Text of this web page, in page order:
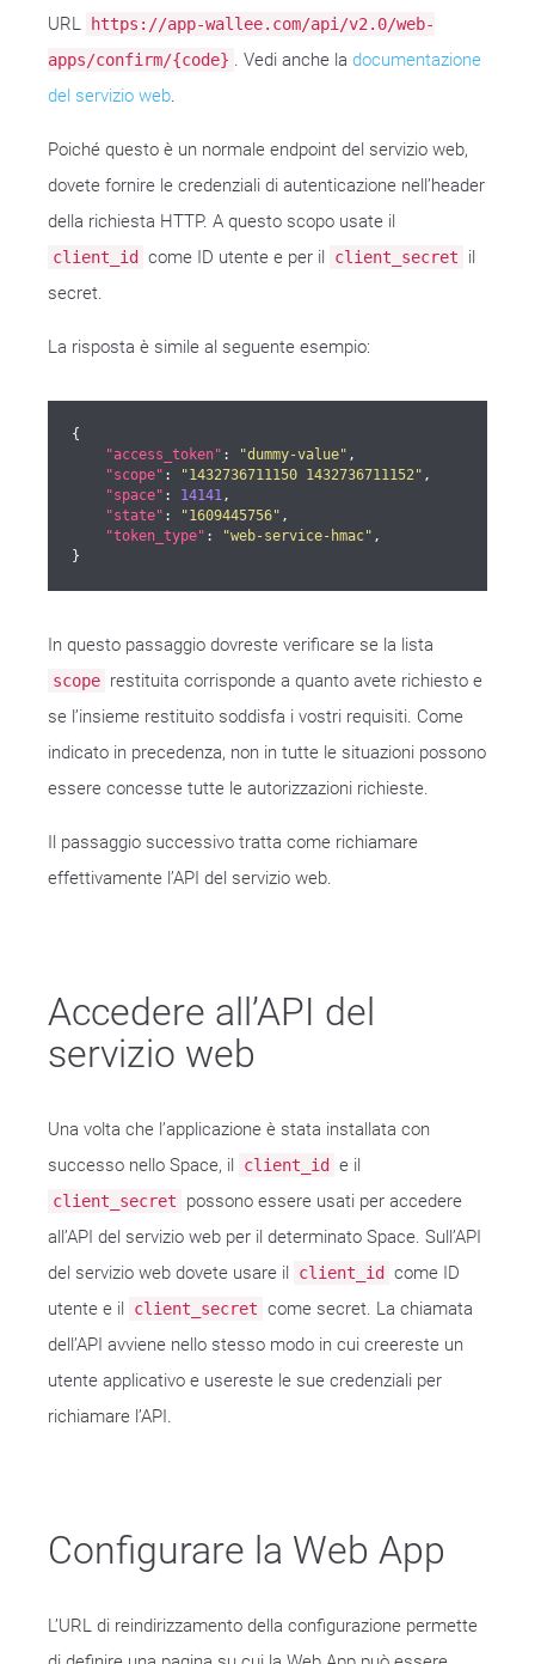
URL
https://app-wallee.com/api/v2.0/web-
apps/confirm/{code} . Vedi anche la documentazione
del servizio web.
Poiché questo è un normale endpoint del servizio web,
dovete fornire le credenziali di autenticazione nell’header
della richiesta HTTP. A questo scopo usate il
client_id come ID utente e per il client_secret
il
secret.
La risposta è simile al seguente esempio:
{
"access_token" : "dummy-value" ,
"scope" : "1432736711150 1432736711152" ,
"space" : 14141 ,
"state" : "1609445756" ,
"token_type" : "web-service-hmac" ,
}
In questo passaggio dovreste verificare se la lista
scope restituita corrisponde a quanto avete richiesto e
se l’insieme restituito soddisfa i vostri requisiti. Come
indicato in precedenza, non in tutte le situazioni possono
essere concesse tutte le autorizzazioni richieste.
Il passaggio successivo tratta come richiamare
effettivamente l’API del servizio web.
Accedere all’API del
servizio web
Una volta che l’applicazione è stata installata con
successo nello Space, il client_id e il
client_secret
possono essere usati per accedere
all’API del servizio web per il determinato Space. Sull’API
del servizio web dovete usare il client_id
come ID
utente e il client_secret come secret. La chiamata
dell’API avviene nello stesso modo in cui creereste un
utente applicativo e usereste le sue credenziali per
richiamare l’API.
Configurare la Web App
L’URL di reindirizzamento della configurazione permette